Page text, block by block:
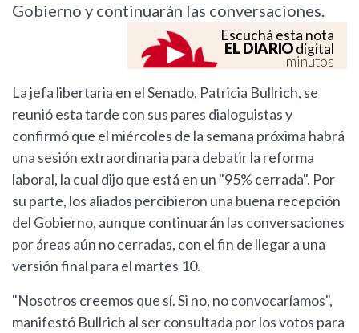
Gobierno y continuarán las conversaciones.
Escuchá esta nota
EL DIARIOdigital
minutos
La jefa libertaria en el Senado, Patricia Bullrich, se
reunió esta tarde con sus pares dialoguistas y
confirmó que el miércoles de la semana próxima habrá
una sesión extraordinaria para debatir la reforma
laboral, la cual dijo que está en un "95% cerrada". Por
su parte, los aliados percibieron una buena recepción
del Gobierno, aunque continuarán las conversaciones
por áreas aún no cerradas, con el fin de llegar a una
versión final para el martes 10.
"Nosotros creemos que sí. Si no, no convocaríamos",
manifestó Bullrich al ser consultada por los votos para